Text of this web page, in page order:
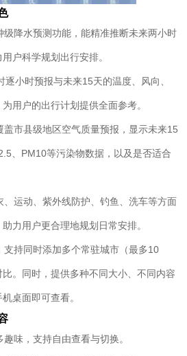
降水预测功能，能精准推断未来两小时
户科学规划出行安排。
小时预报与未来15天的温度、风向、
用户的出行计划提供全面参考。
市县级地区空气质量预报，显示未来15
、PM10等污染物数据，以及是否适合
运动、紫外线防护、钓鱼、洗车等方面
力用户更合理地规划日常安排。
支持同时添加多个常驻城市（最多10
。同时，提供多种不同大小、不同内容
桌面即可查看。
味，支持自由查看与切换。